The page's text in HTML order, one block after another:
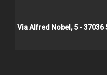
Via Alfred Nobel, 5 - 37036